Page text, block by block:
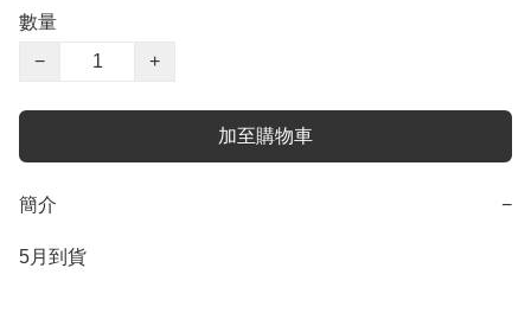
數量
−
+
加至購物車
簡介 −
5月到貨